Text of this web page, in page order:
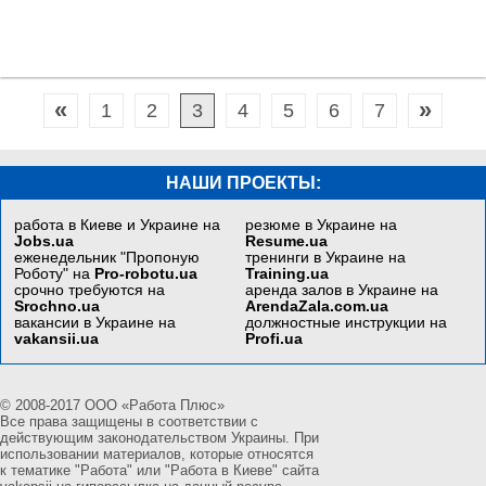
« 1 2 3 4 5 6 7 »
НАШИ ПРОЕКТЫ:
работа в Киеве и Украине на
Jobs.ua
еженедельник "Пропоную
Роботу" на Pro-robotu.ua
срочно требуются на
Srochno.ua
вакансии в Украине на
vakansii.ua
резюме в Украине на
Resume.ua
тренинги в Украине на
Training.ua
аренда залов в Украине на
ArendaZala.com.ua
должностные инструкции на
Profi.ua
© 2008-2017 ООО «Работа Плюс»
Все права защищены в соответствии с
действующим законодательством Украины. При
использовании материалов, которые относятся
к тематике "Работа" или "Работа в Киеве" сайта